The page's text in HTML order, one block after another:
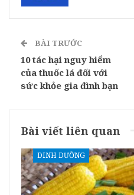
BÀI TRƯỚC
10 tác hại nguy hiểm
của thuốc lá đối với
sức khỏe gia đình bạn
Bài viết liên quan
DINH DƯỠNG